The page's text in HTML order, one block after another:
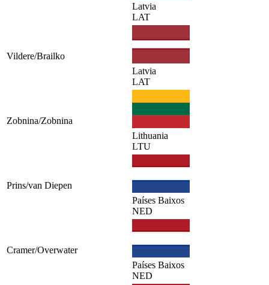
Latvia
LAT
Vildere/Brailko
Latvia
LAT
Zobnina/Zobnina
Lithuania
LTU
Prins/van Diepen
Países Baixos
NED
Cramer/Overwater
Países Baixos
NED